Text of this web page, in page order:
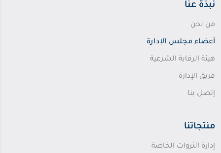
نبذة عنا
من نحن
أعضاء مجلس الإدارة
هيئة الرقابة الشرعية
فريق الإدارة
إتصل بنا
منتجاتنا
إدارة الثروات الخاصة